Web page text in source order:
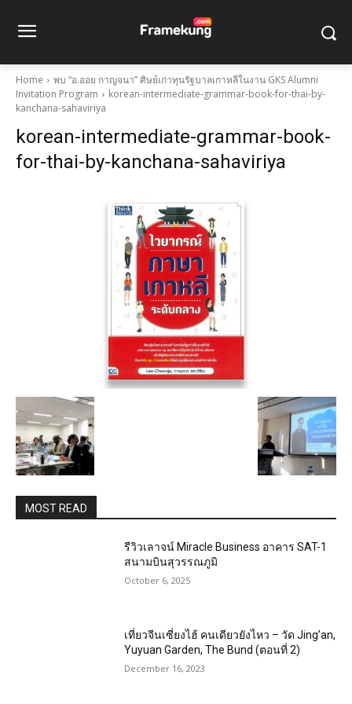
Home
พบ “อ.ออย กาญจนา” ศิษย์เก่าทุนรัฐบาลเกาหลีในงาน GKS Alumni
Invitation Program
korean-intermediate-grammar-book-for-thai-by-
kanchana-sahaviriya
korean-intermediate-grammar-book-
for-thai-by-kanchana-sahaviriya
MOST READ
รีวิวเลาจน์ Miracle Business อาคาร SAT-1
สนามบินสุวรรณภูมิ
October 6, 2025
เที่ยวจีนเซี่ยงไฮ้ คนเดียวยังไหว – วัด Jing’an,
Yuyuan Garden, The Bund (ตอนที่ 2)
December 16, 2023